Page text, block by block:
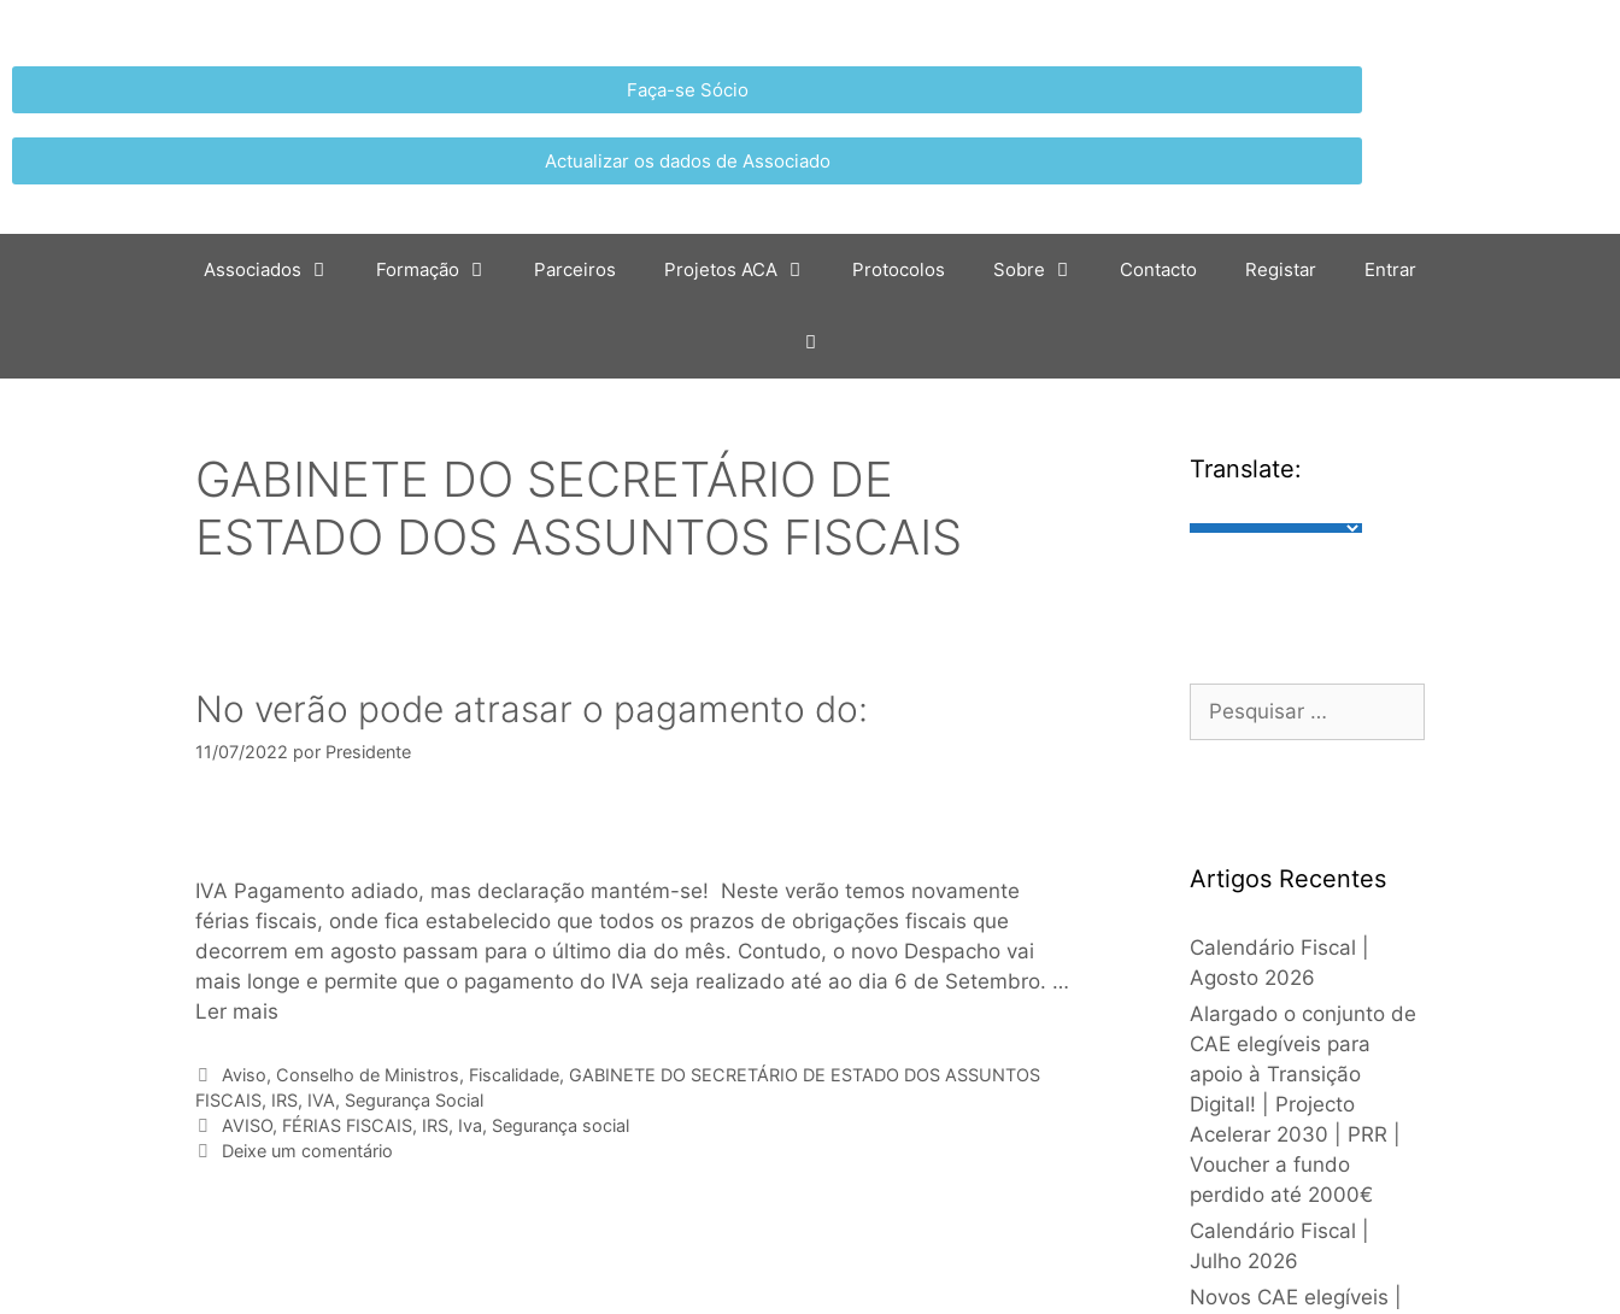
Faça-se Sócio
Actualizar os dados de Associado
Associados Formação Parceiros Projetos ACA Protocolos Sobre Contacto Registar Entrar
GABINETE DO SECRETÁRIO DE
ESTADO DOS ASSUNTOS FISCAIS
No verão pode atrasar o pagamento do:
11/07/2022 por Presidente
IVA Pagamento adiado, mas declaração mantém-se! Neste verão temos novamente
férias fiscais, onde fica estabelecido que todos os prazos de obrigações fiscais que
decorrem em agosto passam para o último dia do mês. Contudo, o novo Despacho vai
mais longe e permite que o pagamento do IVA seja realizado até ao dia 6 de Setembro. …
Ler mais
Aviso, Conselho de Ministros, Fiscalidade, GABINETE DO SECRETÁRIO DE ESTADO DOS ASSUNTOS
FISCAIS, IRS, IVA, Segurança Social
AVISO, FÉRIAS FISCAIS, IRS, Iva, Segurança social
Deixe um comentário
Translate:
Artigos Recentes
Calendário Fiscal |
Agosto 2026
Alargado o conjunto de
CAE elegíveis para
apoio à Transição
Digital! | Projecto
Acelerar 2030 | PRR |
Voucher a fundo
perdido até 2000€
Calendário Fiscal |
Julho 2026
Novos CAE elegíveis |